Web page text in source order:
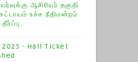
ஆசிரியர் தகுதி
கட்டாயம் உச்ச நீதிமன்றம்
2025 - Hall Ticket